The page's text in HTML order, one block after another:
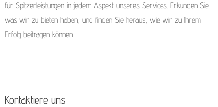
für Spitzenleistungen in jedem Aspekt unseres Services. Erkunden Sie,
was wir zu bieten haben, und finden Sie heraus, wie wir zu Ihrem
Erfolg beitragen können.
Kontaktiere uns